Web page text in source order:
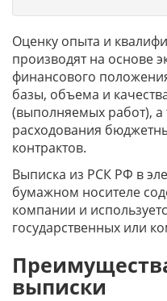
Оценку опыта и
производят на основе
финансового
базы, объема и
(выполняемых работ), а
расходования
контрактов.
Выписка из РСК РФ в
бумажном носителе
компании и
государственных или
выписки